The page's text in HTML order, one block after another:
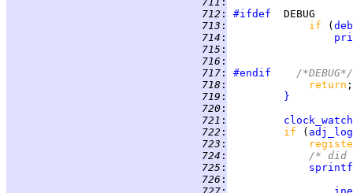
712 : #ifdef
713 : if (
714 :
715 :
716 :
717 : #endif
	/*DEBUG*/
718 :
return
719 :
}
720 :
721 :
722 : if (
723 :
724 :
/* did
725 :
sprintf
726 :